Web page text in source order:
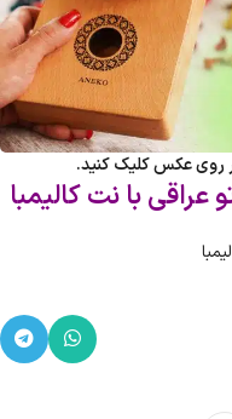
روی عکس کلیک کنید.
عراقی با نت کالیمبا